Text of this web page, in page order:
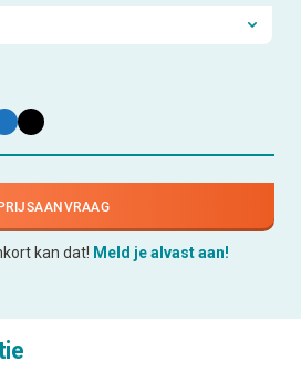
kan dat! Meld je alvast aan!